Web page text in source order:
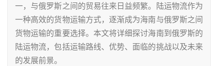
一，与俄罗斯之间的贸易往来日益频繁。陆运物流作为
一种高效的货物运输方式，逐渐成为海南与俄罗斯之间
货物运输的重要选择。本文将详细探讨海南到俄罗斯的
陆运物流，包括运输路线、优势、面临的挑战以及未来
的发展前景。